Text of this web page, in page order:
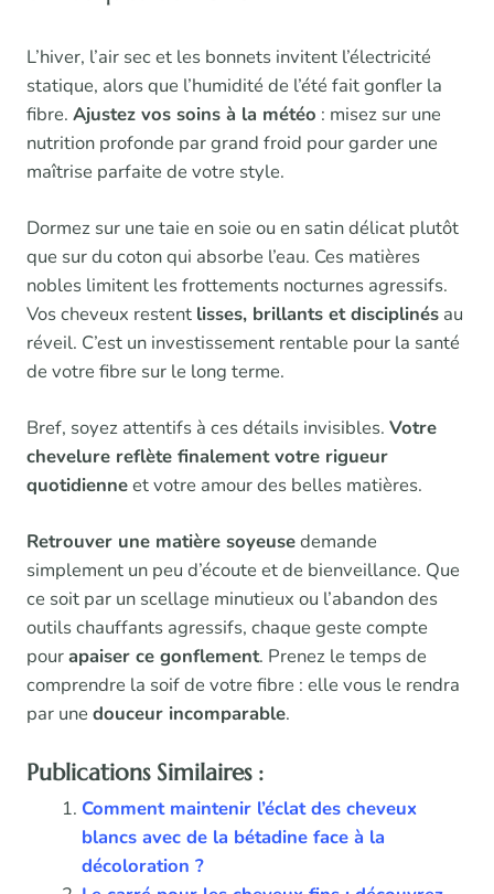
L’hiver, l’air sec et les bonnets invitent l’électricité
statique, alors que l’humidité de l’été fait gonfler la
fibre. Ajustez vos soins à la météo : misez sur une
nutrition profonde par grand froid pour garder une
maîtrise parfaite de votre style.
Dormez sur une taie en soie ou en satin délicat plutôt
que sur du coton qui absorbe l’eau. Ces matières
nobles limitent les frottements nocturnes agressifs.
Vos cheveux restent lisses, brillants et disciplinés au
réveil. C’est un investissement rentable pour la santé
de votre fibre sur le long terme.
Bref, soyez attentifs à ces détails invisibles. Votre
chevelure reflète finalement votre rigueur
quotidienneet votre amour des belles matières.
Retrouver une matière soyeusedemande
simplement un peu d’écoute et de bienveillance. Que
ce soit par un scellage minutieux ou l’abandon des
outils chauffants agressifs, chaque geste compte
pourapaiser ce gonflement. Prenez le temps de
comprendre la soif de votre fibre : elle vous le rendra
par une douceur incomparable.
Publications Similaires :
Comment maintenir l’éclat des cheveux
blancs avec de la bétadine face à la
décoloration ?